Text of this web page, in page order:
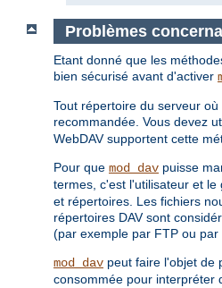
Problèmes
Etant donné que les
bien sécurisé avant d'activer
Tout répertoire du serveur
recommandée. Vous devez
WebDAV supportent cette
Pour que mod_dav puisse
termes, c'est l'utilisateur et le
et répertoires. Les fichiers
répertoires DAV sont
(par exemple par FTP ou
mod_dav peut faire l'objet de
consommée pour interpréter